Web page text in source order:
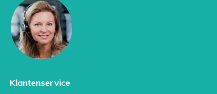
261125EG aanpassing referentiewaarden vitamine B6
(pyridoxalfosfaat) 51.0 - 182.9 nmol/l
Klantenservice